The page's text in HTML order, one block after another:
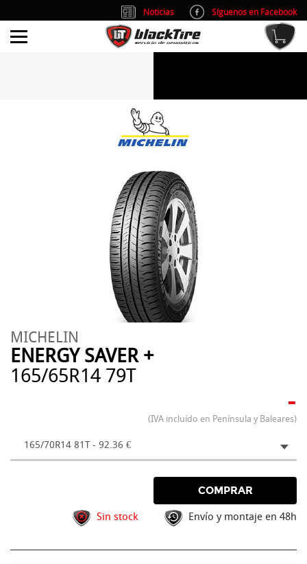
MICHELIN
ENERGY SAVER +
165/65R14 79T
-
(IVA incluído en Península y Baleares)
165/70R14 81T - 92.36 €
COMPRAR
Sin stock Envío y montaje en 48h
Noticias
Síguenos en Facebook
info@blacktire.es
Atención al cliente: L/V 9:00-14:00 y 15:00-19:00